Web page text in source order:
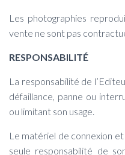
Les photographies
vente ne sont pas
RESPONSABILITÉ
La responsabilité de
défaillance, panne ou
ou limitant son usage.
Le matériel de connexion
seule responsabilité de